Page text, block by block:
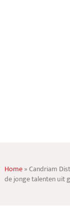
Home»Candriam
de jonge talenten uit